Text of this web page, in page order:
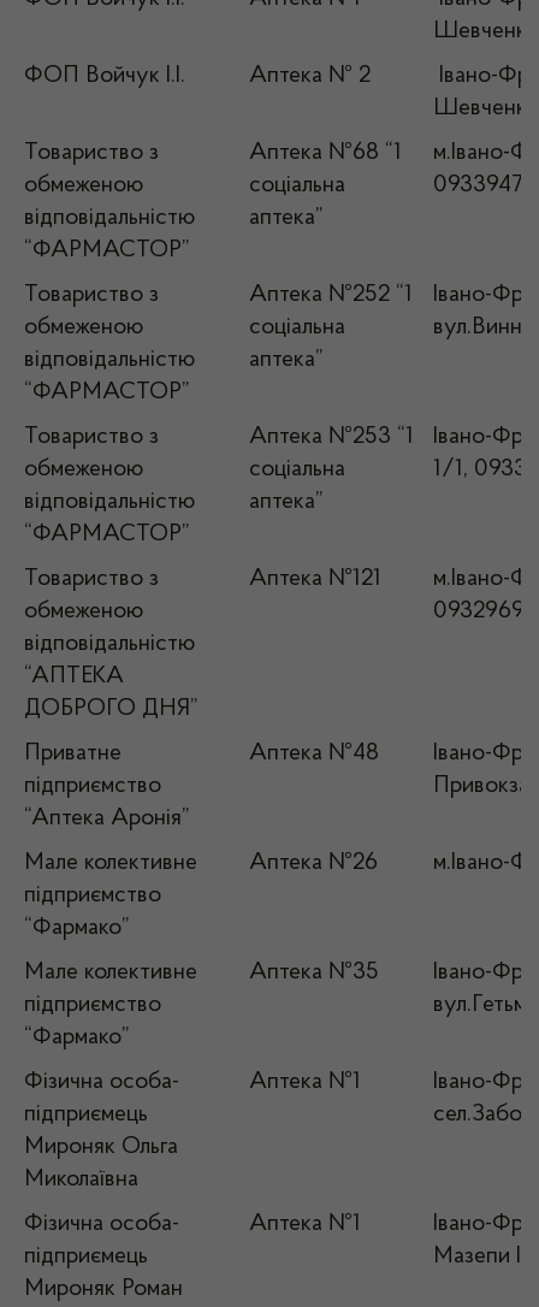
ФОП Войчук І.І.
Аптека № 2
Івано-
Товариство з
обмеженою
відповідальністю
“ФАРМАСТОР”
Аптека №68 “1
соціальна
аптека”
м.Івано-
Товариство з
обмеженою
відповідальністю
“ФАРМАСТОР”
Аптека №252 “1
соціальна
аптека”
Івано-
Товариство з
обмеженою
відповідальністю
“ФАРМАСТОР”
Аптека №253 “1
соціальна
аптека”
Івано-
1/1,
Товариство з
обмеженою
відповідальністю
“АПТЕКА
ДОБРОГО ДНЯ”
Аптека №121
м.Івано-
Приватне
підприємство
“Аптека Аронія”
Аптека №48
Івано-
Мале колективне
підприємство
“Фармако”
Аптека №26 м.Івано-
Мале колективне
підприємство
“Фармако”
Аптека №35
Івано-
Фізична особа-
підприємець
Мироняк Ольга
Миколаївна
Аптека №1
Івано-
Фізична особа-
підприємець
Мироняк Роман
Аптека №1
Івано-
Мазепи